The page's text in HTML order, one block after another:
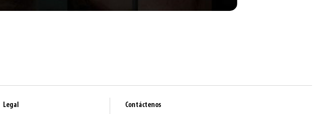
Legal
Contáctenos